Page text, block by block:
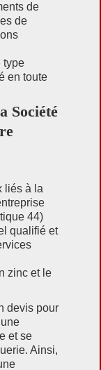
de
de
type
en toute
Société
liés à la
44)
qualifié et
zinc et le
devis pour
et se
Ainsi,